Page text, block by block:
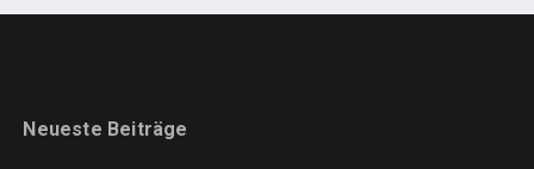
Neueste Beiträge